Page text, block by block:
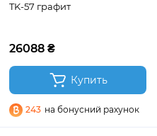
TK-57 графит
26088 ₴
Купить
243 на бонусний рахунок